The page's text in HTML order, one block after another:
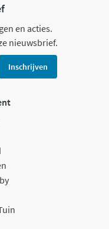
en acties.
nieuwsbrief.
Inschrijven